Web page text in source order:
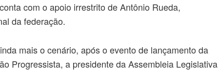
com o apoio irrestrito de Antônio Rueda,
da federação.
mais o cenário, após o evento de lançamento da
Progressista, a presidente da Assembleia Legislativa